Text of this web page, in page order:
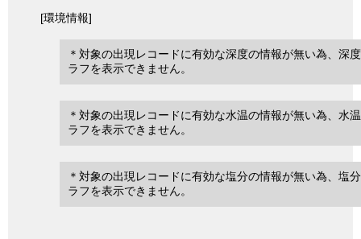
[環境情報]
＊対象の出現レコードに有効な深度の情報が無い為、深
ラフを表示できません。
＊対象の出現レコードに有効な水温の情報が無い為、水
ラフを表示できません。
＊対象の出現レコードに有効な塩分の情報が無い為、塩
ラフを表示できません。